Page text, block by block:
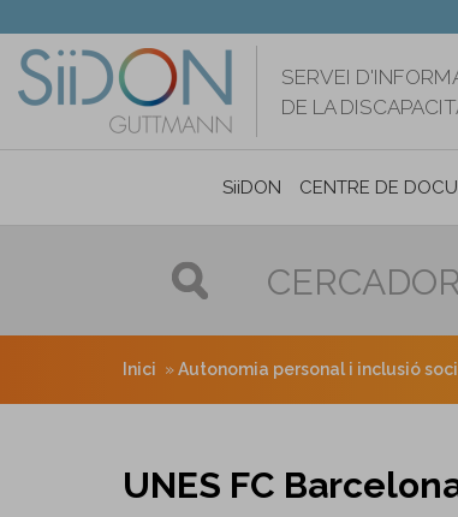
contingut
SERVEI
DE LA
SiiDON CENTRE DE
CERCADOR
Inici Autonomia personal i inclusió
UNES FC